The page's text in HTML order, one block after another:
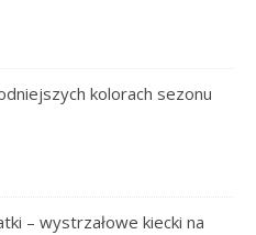
kolorach sezonu
– wystrzałowe kiecki na